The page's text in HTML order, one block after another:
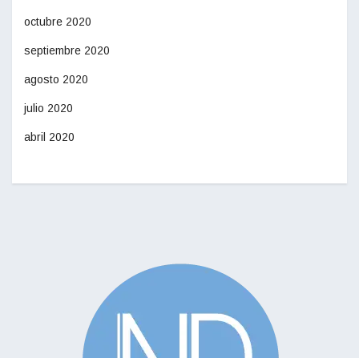
octubre 2020
septiembre 2020
agosto 2020
julio 2020
abril 2020